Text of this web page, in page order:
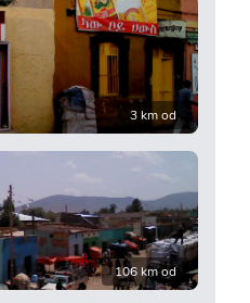
3 km od
106 km od